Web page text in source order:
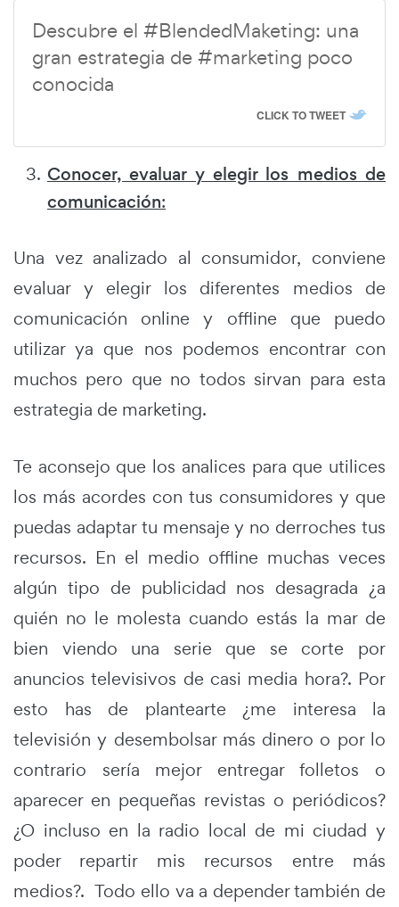
Descubre el #BlendedMaketing: una
gran estrategia de #marketing poco
conocida
CLICK TO TWEET
Conocer, evaluar y elegir los medios de
comunicación:
Una vez analizado al consumidor, conviene
evaluar y elegir los diferentes medios de
comunicación online y offline que puedo
utilizar ya que nos podemos encontrar con
muchos pero que no todos sirvan para esta
estrategia de marketing.
Te aconsejo que los analices para que utilices
los más acordes con tus consumidores y que
puedas adaptar tu mensaje y no derroches tus
recursos. En el medio offline muchas veces
algún tipo de publicidad nos desagrada ¿a
quién no le molesta cuando estás la mar de
bien viendo una serie que se corte por
anuncios televisivos de casi media hora?. Por
esto has de plantearte ¿me interesa la
televisión y desembolsar más dinero o por lo
contrario sería mejor entregar folletos o
aparecer en pequeñas revistas o periódicos?
¿O incluso en la radio local de mi ciudad y
poder repartir mis recursos entre más
medios?. Todo ello va a depender también de